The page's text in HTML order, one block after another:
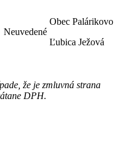
Neuvedené
Obec Palárikovo
Ľubica Ježová
že je zmluvná strana
DPH.